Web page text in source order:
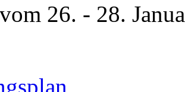
26. - 28.